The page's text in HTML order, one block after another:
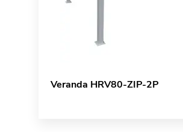
Veranda HRV80-ZIP-2P